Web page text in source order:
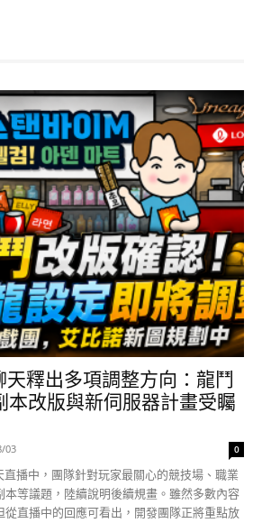
天釋出多項調整方向：龍鬥
本改版與新伺服器計畫受矚
03 0
直播中，團隊針對玩家最關心的競技場、職業
等議題，陸續說明後續規畫。雖然多數內容
直播中的回應可看出，開發團隊正將重點放